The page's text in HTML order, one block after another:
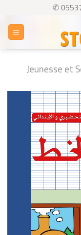
content
✆
Jeunesse et